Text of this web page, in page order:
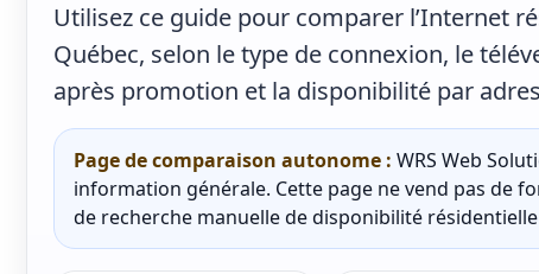
Utilisez ce guide pour comparer l’Internet
Québec, selon le type de connexion, le
après promotion et la disponibilité par
Page de comparaison autonome : WRS Web
information générale. Cette page ne vend pas de
de recherche manuelle de disponibilité